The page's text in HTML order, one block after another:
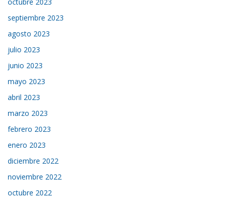
septiembre 2023
agosto 2023
julio 2023
junio 2023
mayo 2023
abril 2023
marzo 2023
febrero 2023
enero 2023
diciembre 2022
noviembre 2022
octubre 2022